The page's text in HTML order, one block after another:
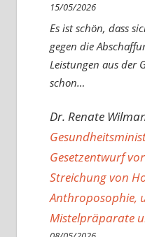
15/05/2026
Es ist schön, dass
gegen die
Leistungen aus der
schon…
Dr. Renate
Gesetzentwurf
Streichung von
Anthroposophie,
Mistelpräparate